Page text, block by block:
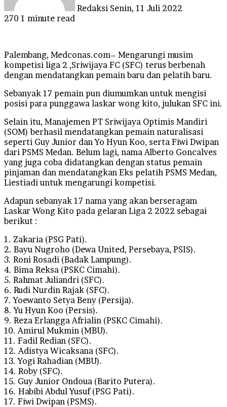
Redaksi Senin, 11 Juli 2022
270 1 minute read
Palembang, Medconas.com– Mengarungi musim
kompetisi liga 2 ,Sriwijaya FC (SFC) terus berbenah
dengan mendatangkan pemain baru dan pelatih baru.
Sebanyak 17 pemain pun diumumkan untuk mengisi
posisi para punggawa laskar wong kito, julukan SFC ini.
Selain itu, Manajemen PT Sriwijaya Optimis Mandiri
(SOM) berhasil mendatangkan pemain naturalisasi
seperti Guy Junior dan Yo Hyun Koo, serta Fiwi Dwipan
dari PSMS Medan. Belum lagi, nama Alberto Goncalves
yang juga coba didatangkan dengan status pemain
pinjaman dan mendatangkan Eks pelatih PSMS Medan,
Liestiadi untuk mengarungi kompetisi.
Adapun sebanyak 17 nama yang akan berseragam
Laskar Wong Kito pada gelaran Liga 2 2022 sebagai
berikut :
1. Zakaria (PSG Pati).
2. Bayu Nugroho (Dewa United, Persebaya, PSIS).
3. Roni Rosadi (Badak Lampung).
4. Bima Reksa (PSKC Cimahi).
5. Rahmat Juliandri (SFC).
6. Rudi Nurdin Rajak (SFC).
7. Yoewanto Setya Beny (Persija).
8. Yu Hyun Koo (Persis).
9. Reza Erlangga Afrialin (PSKC Cimahi).
10. Amirul Mukmin (MBU).
11. Fadil Redian (SFC).
12. Adistya Wicaksana (SFC).
13. Yogi Rahadian (MBU).
14. Roby (SFC).
15. Guy Junior Ondoua (Barito Putera).
16. Habibi Abdul Yusuf (PSG Pati).
17. Fiwi Dwipan (PSMS).